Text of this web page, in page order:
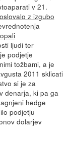
v 21.
z izgubo
ljudi ter
podjetje
tožbami, a je
2011 sklicati
si je za
denarja, ki pa ga
hedge
podjetju
dolarjev